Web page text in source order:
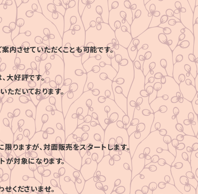
内させていただくことも可能です。
大好評です。
だいております。
りますが、対面販売をスタートします。
が対象になります。
くださいませ。